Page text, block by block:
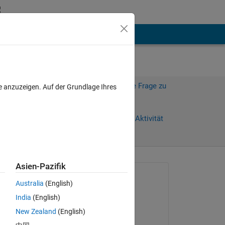
Melden Sie sich an, um diese Frage zu
Anmelden, um Aktivität
am 20 Jun. 2011
Auf der Grundlage Ihres
Asien-Pazifik
Australia (English)
India (English)
New Zealand (English)